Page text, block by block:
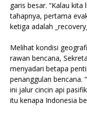
garis besar. “Kalau
tahapnya, pertama
ketiga adalah
Melihat kondisi
rawan bencana,
menyadari betapa
penanggulan bencana.
ini jalur cincin api
itu kenapa Indonesia